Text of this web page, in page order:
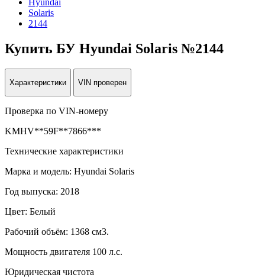
Hyundai
Solaris
2144
Купить БУ Hyundai Solaris №2144
Характеристики VIN проверен
Проверка по VIN-номеру
KMHV**59F**7866***
Технические характеристики
Марка и модель: Hyundai Solaris
Год выпуска: 2018
Цвет: Белый
Рабочий объём: 1368 см3.
Мощность двигателя 100 л.с.
Юридическая чистота